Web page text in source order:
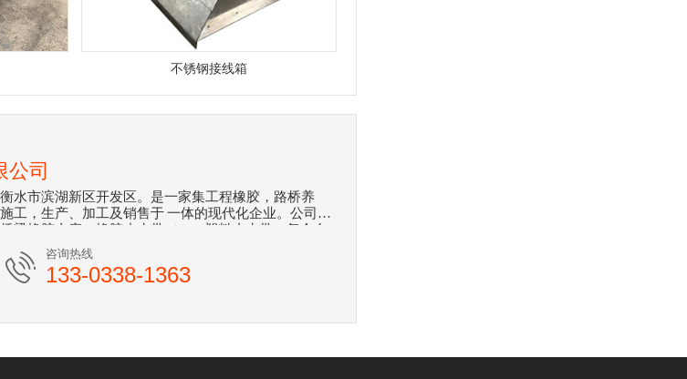
不锈钢接线箱
公司
水市滨湖新区开发区。是一家集工程橡胶，路桥养
工，生产、加工及销售于 一体的现代化企业。公司主
梁橡胶支座、橡胶止水带（PVC塑料止水带、复合自
胀橡胶止水带）,橡胶充气气囊,预应力波纹管,锚具等
、铁道桥梁及隧道、地铁、水库 、电厂、高层楼房
工程所采用，取得了经济效益和社会效益的双丰收。
咨询热线
133-0338-1363